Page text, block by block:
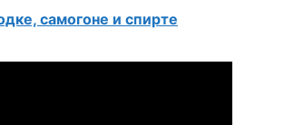
самогоне и спирте